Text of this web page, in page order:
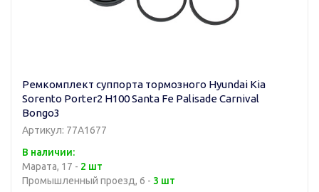
Ремкомплект суппорта тормозного Hyundai Kia
Sorento Porter2 H100 Santa Fe Palisade Carnival
Bongo3
Артикул: 77A1677
В наличии:
Марата, 17 - 2 шт
Промышленный проезд, 6 - 3 шт